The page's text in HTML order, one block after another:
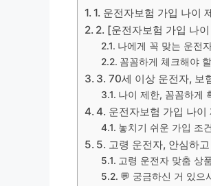
1. 운전자보험 가입 나이
2. [운전자보험 가입 나
나에게 꼭 맞는 운전
꼼꼼하게 체크해야
3. 70세 이상 운전자, 보
나이 제한, 꼼꼼하게
4. 운전자보험 가입 나이
놓치기 쉬운 가입 조
5. 고령 운전자, 안심하
고령 운전자 맞춤 상
💬 궁금하신 거 있으